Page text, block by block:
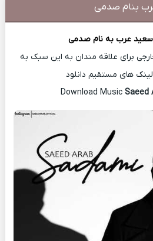
بنام صدمی
سعید عرب به نام صدمی
برای علاقه مندان به این سبک به
های مستقیم دانلود
Saeed